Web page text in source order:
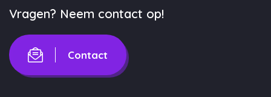
Vragen? Neem contact op!
Contact